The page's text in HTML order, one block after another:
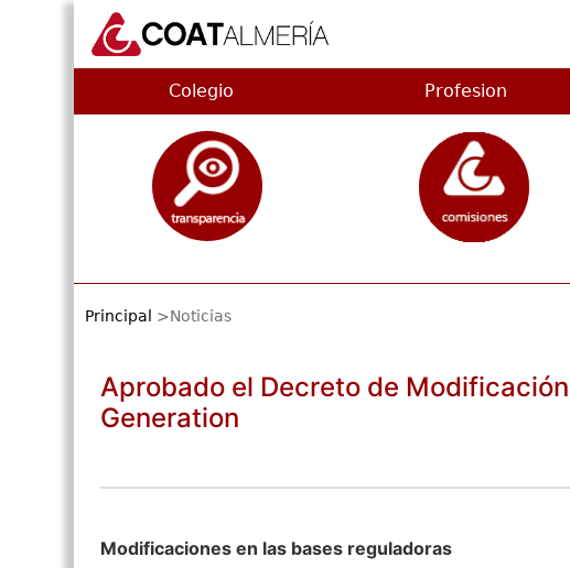
Colegio Profesion
Principal >Noticias
Aprobado el Decreto de
Generation
Modificaciones en las bases reguladoras